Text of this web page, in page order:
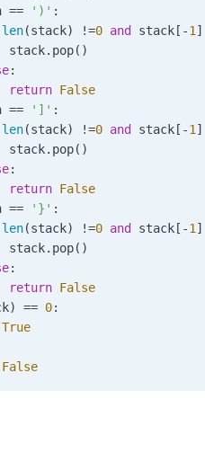
== ')' :
len(stack) !=0 and stack[ -1]
stack.
pop()
:
return
False
== ']' :
len(stack) !=0 and stack[ -1]
stack.
pop()
:
return
False
== '}' :
len(stack) !=0 and stack[ -1]
stack.
pop()
:
return
False
== 0:
True
False